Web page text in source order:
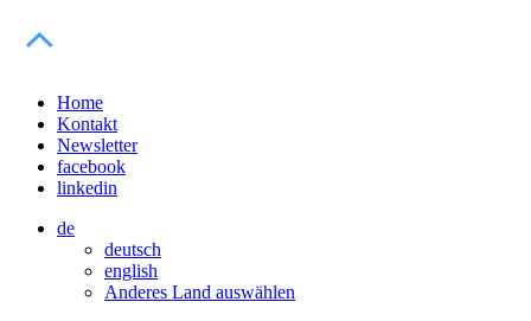
Home
Kontakt
Newsletter
facebook
linkedin
de
deutsch
english
Anderes Land auswählen